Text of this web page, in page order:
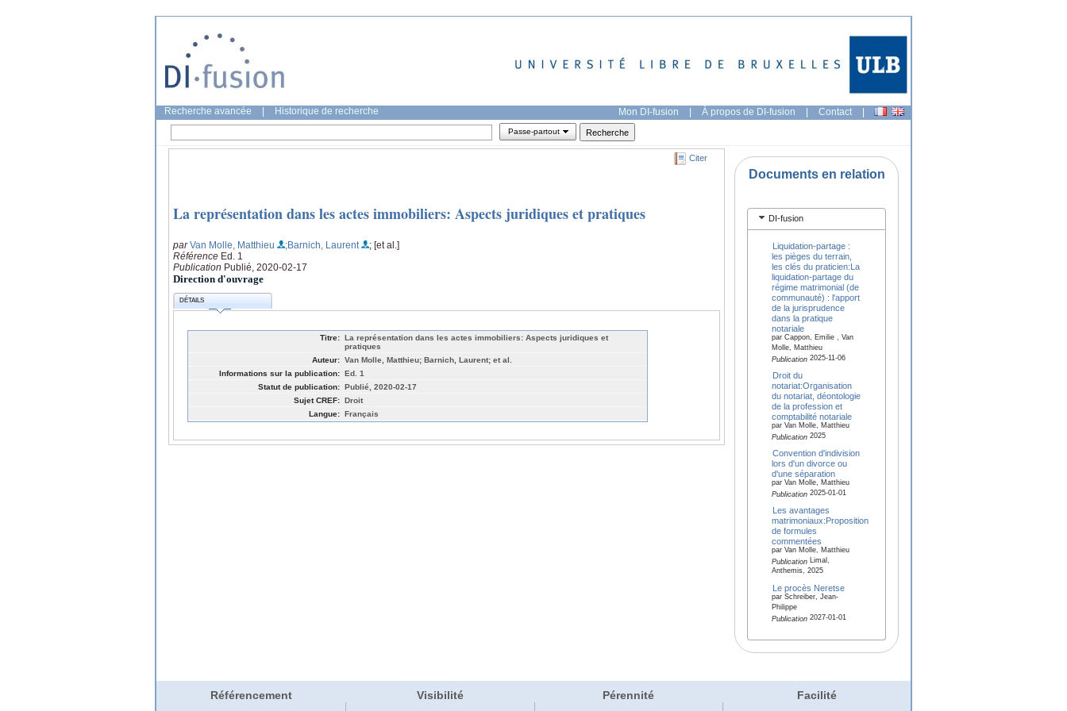
Recherche avancée Historique de recherche Mon DI-fusion | À propos de DI-fusion | Contact |
Passe-partout
Citer
La représentation dans les actes immobiliers: Aspects juridiques et pratiques
parVan Molle, Matthieu ;Barnich, Laurent
; [et al.]
Référence Ed. 1
Publication Publié, 2020-02-17
Direction d'ouvrage
DÉTAILS
Titre: La représentation dans les actes immobiliers: Aspects juridiques et
pratiques
Auteur: Van Molle, Matthieu; Barnich, Laurent; et al.
Informations sur la publication: Ed. 1
Statut de publication: Publié, 2020-02-17
Sujet CREF: Droit
Langue: Français
Documents en relation
DI-fusion
Liquidation-partage :
les pièges du terrain,
les clés du praticien:La
liquidation-partage du
régime matrimonial (de
communauté) : l'apport
de la jurisprudence
dans la pratique
notariale
par Cappon, Emilie , Van
Molle, Matthieu
Publication2025-11-06
Droit du
notariat:Organisation
du notariat, déontologie
de la profession et
comptabilité notariale
par Van Molle, Matthieu
Publication2025
Convention d'indivision
lors d'un divorce ou
d'une séparation
par Van Molle, Matthieu
Publication2025-01-01
Les avantages
matrimoniaux:Proposition
de formules
commentées
par Van Molle, Matthieu
PublicationLimal,
Anthemis, 2025
Le procès Neretse
par Schreiber, Jean-
Philippe
Publication2027-01-01
Référencement Visibilité Pérennité Facilité